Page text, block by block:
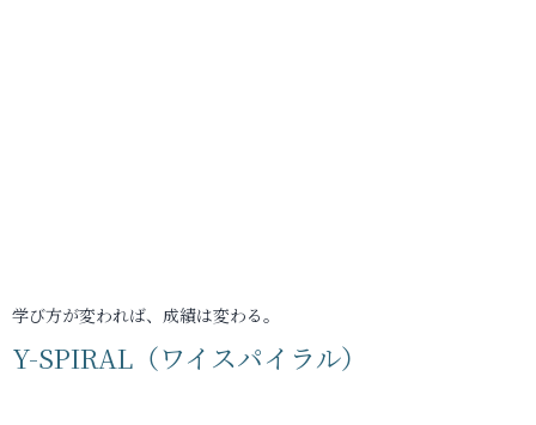
学び方が変われば、成績は変わる。
Y-SPIRAL（ワイスパイラル）